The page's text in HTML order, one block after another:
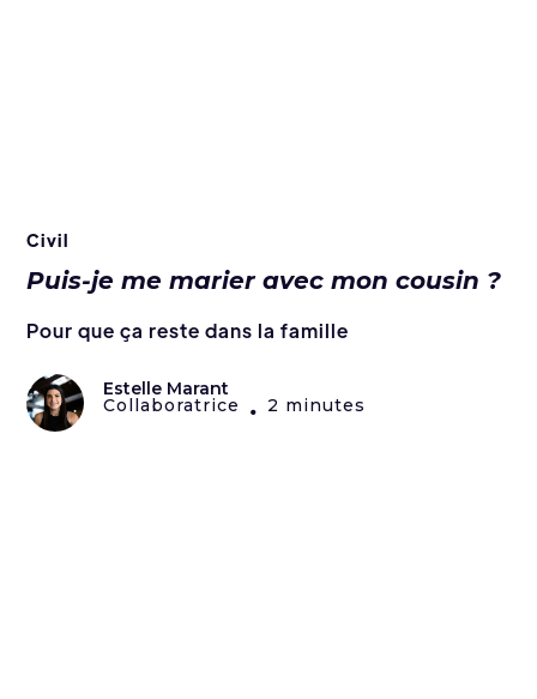
Civil
Puis-je me marier avec mon cousin ?
Pour que ça reste dans la famille
Estelle Marant
Collaboratrice • 2 minutes